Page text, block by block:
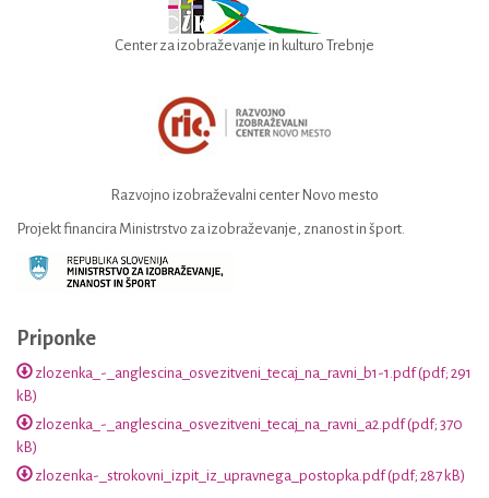
Center za izobraževanje in kulturo Trebnje
Razvojno izobraževalni center Novo mesto
Projekt financira Ministrstvo za izobraževanje, znanost in šport.
Priponke
zlozenka_-_anglescina_osvezitveni_tecaj_na_ravni_b1-1.pdf (pdf; 291
kB)
zlozenka_-_anglescina_osvezitveni_tecaj_na_ravni_a2.pdf (pdf; 370
kB)
zlozenka-_strokovni_izpit_iz_upravnega_postopka.pdf (pdf; 287 kB)